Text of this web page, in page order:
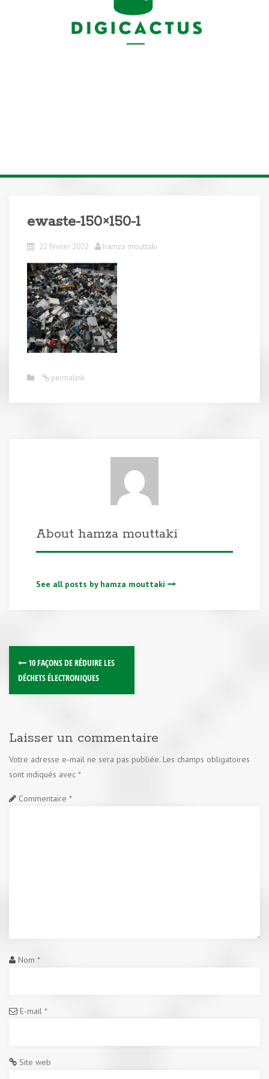
ewaste-150×150-1
22 février 2022 hamza mouttaki
permalink
About hamza mouttaki
See all posts by hamza mouttaki
10 FAÇONS DE RÉDUIRE LES
DÉCHETS ÉLECTRONIQUES
Laisser un commentaire
Votre adresse e-mail ne sera pas publiée. Les champs obligatoires
sont indiqués avec *
Commentaire *
Nom *
E-mail *
Site web